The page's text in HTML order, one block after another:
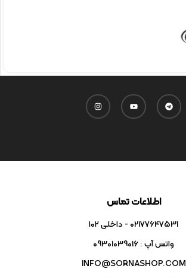
اطلاعات تماس
02177647531 - داخلی ۱۰۲
واتس آپ : 09301039016
INFO@SORNASHOP.COM